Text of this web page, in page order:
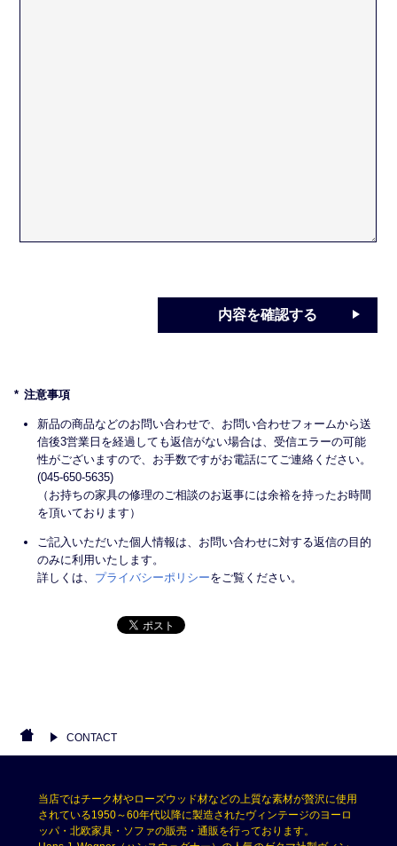
内容を確認する
注意事項
新品の商品などのお問い合わせで、お問い合わせフォームから送
信後3営業日を経過しても返信がない場合は、受信エラーの可能
性がございますので、お手数ですがお電話にてご連絡ください。
(045-650-5635)
（お持ちの家具の修理のご相談のお返事には余裕を持ったお時間
を頂いております）
ご記入いただいた個人情報は、お問い合わせに対する返信の目的
のみに利用いたします。
詳しくは、 プライバシーポリシーをご覧ください。
CONTACT
当店ではチーク材やローズウッド材などの上質な素材が贅沢に使用
されている1950～60年代以降に製造されたヴィンテージのヨーロ
ッパ・北欧家具・ソファの販売・通販を行っております。